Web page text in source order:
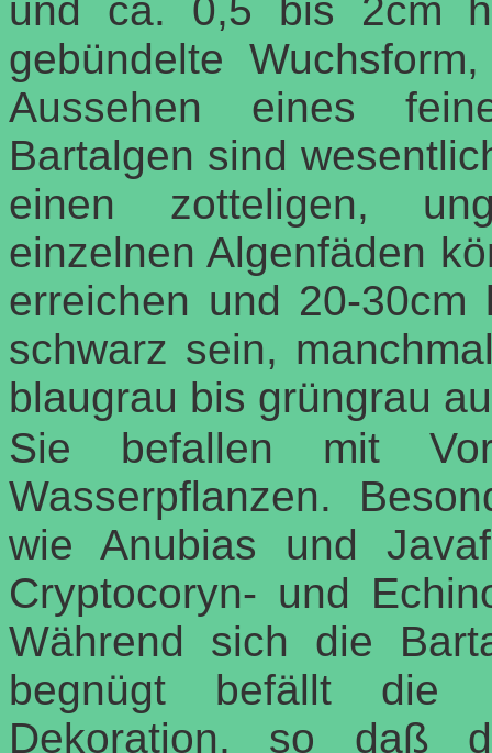
und ca. 0,5 bis 2cm
gebündelte
Aussehen eines
Bartalgen sind
einen zotteligen,
einzelnen Algenfäden
erreichen und 20-
schwarz sein,
blaugrau bis grüngrau
Sie befallen mit
Wasserpflanzen.
wie Anubias und
Cryptocoryn- und
Während sich die
begnügt befällt die
Dekoration, so daß